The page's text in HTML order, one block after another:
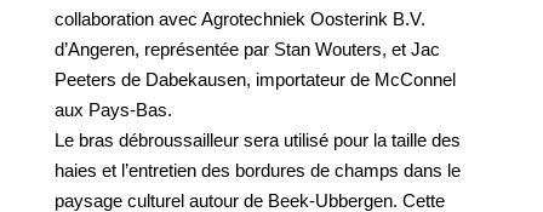
collaboration avec Agrotechniek Oosterink B.V.
d’Angeren, représentée par Stan Wouters, et Jac
Peeters de Dabekausen, importateur de McConnel
aux Pays-Bas.
Le bras débroussailleur sera utilisé pour la taille des
haies et l’entretien des bordures de champs dans le
paysage culturel autour de Beek-Ubbergen. Cette